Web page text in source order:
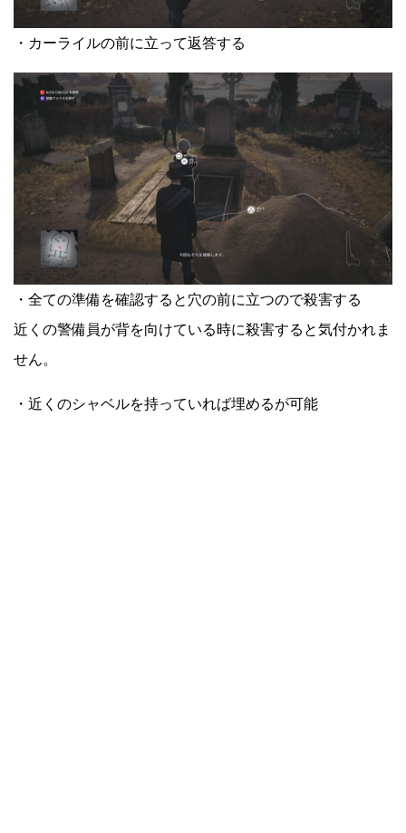
・カーライルの前に立って返答する
・全ての準備を確認すると穴の前に立つので殺害する
近くの警備員が背を向けている時に殺害すると気付かれま
せん。
・近くのシャベルを持っていれば埋めるが可能